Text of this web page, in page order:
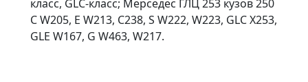
класс, GLC-класс; Мерседес ГЛЦ 253 кузов 250
C W205, E W213, C238, S W222, W223, GLC X253,
GLE W167, G W463, W217.